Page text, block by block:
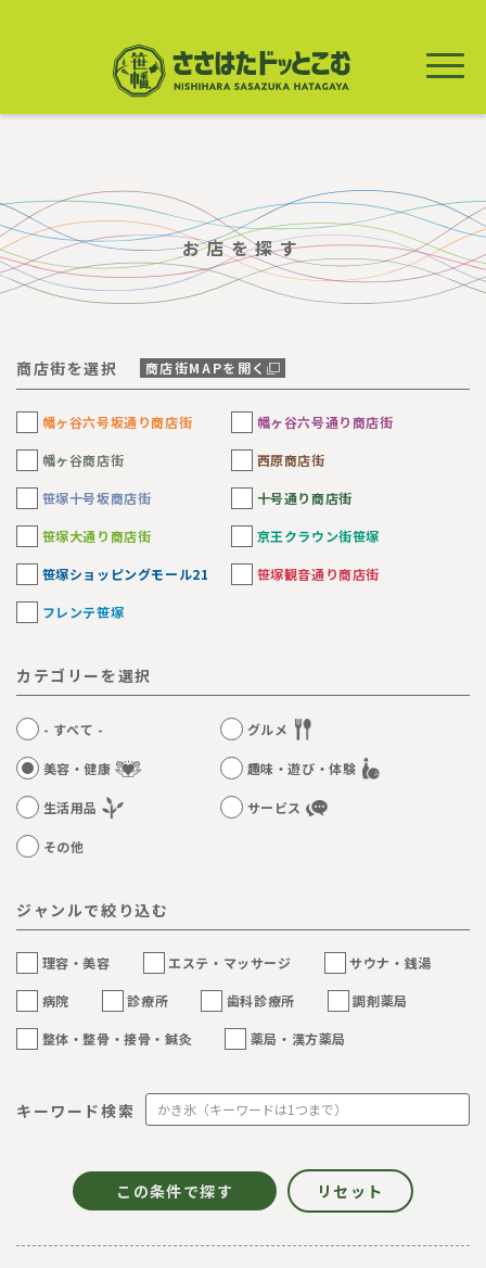
テ
動
お店を探す
商店街を選択 商店街MAPを開く
幡ヶ谷六号坂通り商店街 幡ヶ谷六号通り商店街
幡ヶ谷商店街 西原商店街
笹塚十号坂商店街 十号通り商店街
笹塚大通り商店街 京王クラウン街笹塚
笹塚ショッピングモール21 笹塚観音通り商店街
フレンテ笹塚
カテゴリーを選択
- すべて - グルメ
美容・健康 趣味・遊び・体験
生活用品 サービス
その他
ジャンルで絞り込む
理容・美容 エステ・マッサージ サウナ・銭湯
病院 診療所 歯科診療所 調剤薬局
整体・整骨・接骨・鍼灸 薬局・漢方薬局
キーワード検索